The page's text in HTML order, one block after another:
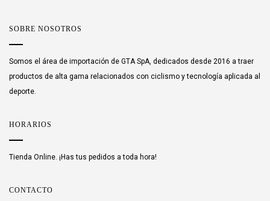
SOBRE NOSOTROS
Somos el área de importación de GTA SpA, dedicados desde 2016 a traer
productos de alta gama relacionados con ciclismo y tecnología aplicada al
deporte.
HORARIOS
Tienda Online. ¡Has tus pedidos a toda hora!
CONTACTO